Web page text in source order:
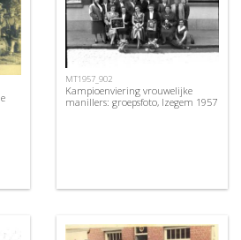
MT1957_902
Kampioenviering vrouwelijke
manillers: groepsfoto, Izegem 1957